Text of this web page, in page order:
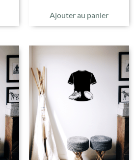
Ajouter au panier